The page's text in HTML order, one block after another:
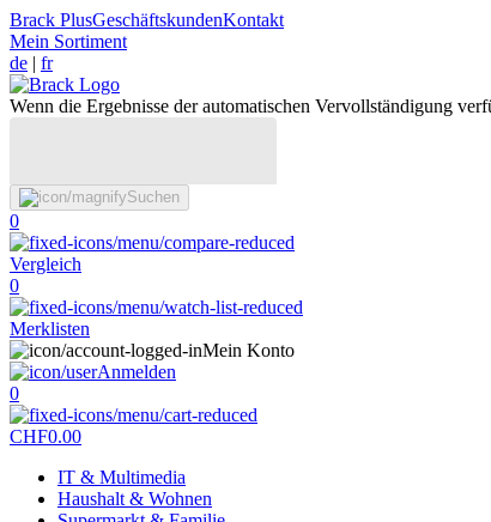
Brack PlusGeschäftskundenKontakt
Mein Sortiment
de | fr
Wenn die Ergebnisse der automatischen Vervollständigung
Suchen
0
Vergleich
0
Merklisten
Mein Konto
Anmelden
0
CHF0.00
IT & Multimedia
Haushalt & Wohnen